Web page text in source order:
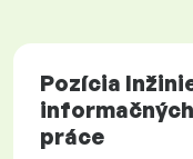
Pozícia
práce